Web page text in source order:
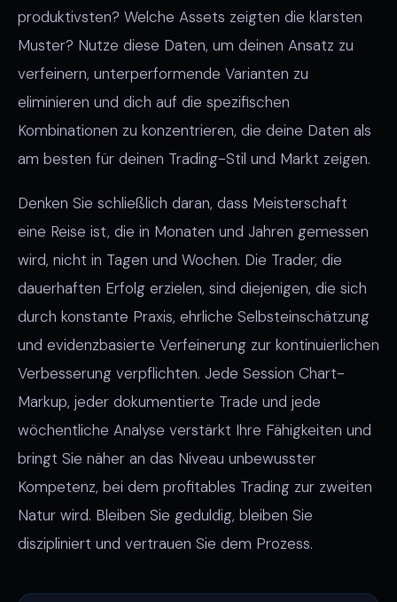
produktivsten? Welche Assets zeigten die klarsten
Muster? Nutze diese Daten, um deinen Ansatz zu
verfeinern, unterperformende Varianten zu
eliminieren und dich auf die spezifischen
Kombinationen zu konzentrieren, die deine Daten als
am besten für deinen Trading-Stil und Markt zeigen.
Denken Sie schließlich daran, dass Meisterschaft
eine Reise ist, die in Monaten und Jahren gemessen
wird, nicht in Tagen und Wochen. Die Trader, die
dauerhaften Erfolg erzielen, sind diejenigen, die sich
durch konstante Praxis, ehrliche Selbsteinschätzung
und evidenzbasierte Verfeinerung zur kontinuierlichen
Verbesserung verpflichten. Jede Session Chart-
Markup, jeder dokumentierte Trade und jede
wöchentliche Analyse verstärkt Ihre Fähigkeiten und
bringt Sie näher an das Niveau unbewusster
Kompetenz, bei dem profitables Trading zur zweiten
Natur wird. Bleiben Sie geduldig, bleiben Sie
diszipliniert und vertrauen Sie dem Prozess.